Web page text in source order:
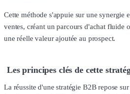
Cette méthode s'appuie sur une synergie
ventes, créant un parcours d'achat fluide
une réelle valeur ajoutée au prospect.
Les principes clés de cette
La réussite d'une stratégie B2B repose